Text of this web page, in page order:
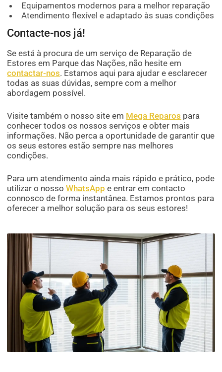
Equipamentos modernos para a melhor reparação
Atendimento flexível e adaptado às suas condições
Contacte-nos já!
Se está à procura de um serviço de Reparação de
Estores em Parque das Nações, não hesite em
contactar-nos. Estamos aqui para ajudar e esclarecer
todas as suas dúvidas, sempre com a melhor
abordagem possível.
Visite também o nosso site em Mega Reparos para
conhecer todos os nossos serviços e obter mais
informações. Não perca a oportunidade de garantir que
os seus estores estão sempre nas melhores
condições.
Para um atendimento ainda mais rápido e prático, pode
utilizar o nossoWhatsApp e entrar em contacto
connosco de forma instantânea. Estamos prontos para
oferecer a melhor solução para os seus estores!